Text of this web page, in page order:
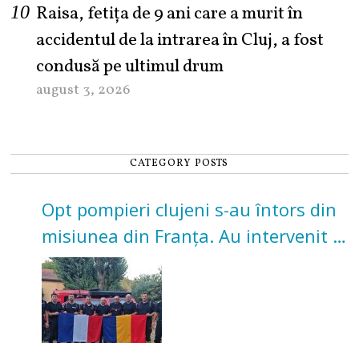
Raisa, fetița de 9 ani care a murit în
accidentul de la intrarea în Cluj, a fost
condusă pe ultimul drum
august 3, 2026
CATEGORY POSTS
Opt pompieri clujeni s-au întors din
misiunea din Franța. Au intervenit la
incendii de vegetație și pădure